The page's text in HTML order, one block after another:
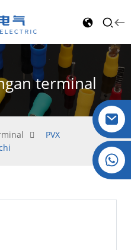
19032081821
terminal
PVX